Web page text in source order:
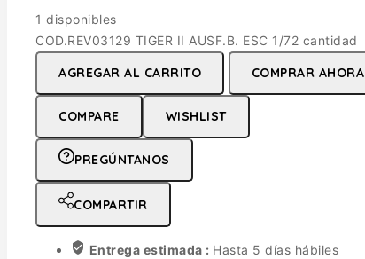
1 disponibles
COD.REV03129 TIGER II AUSF.B. ESC 1/72 cantidad
AGREGAR AL CARRITO COMPRAR AHORA
COMPARE WISHLIST
PREGÚNTANOS
COMPARTIR
Entrega estimada : Hasta 5 días hábiles